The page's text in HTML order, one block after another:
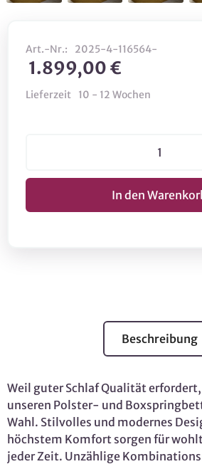
Art.-Nr.: 2025-4-116564-
1.899,00 €
Lieferzeit 10 - 12 Wochen
Beschreibung
Weil guter Schlaf Qualität
unseren Polster- und
Wahl. Stilvolles und modernes
höchstem Komfort sorgen für
jeder Zeit. Unzählige